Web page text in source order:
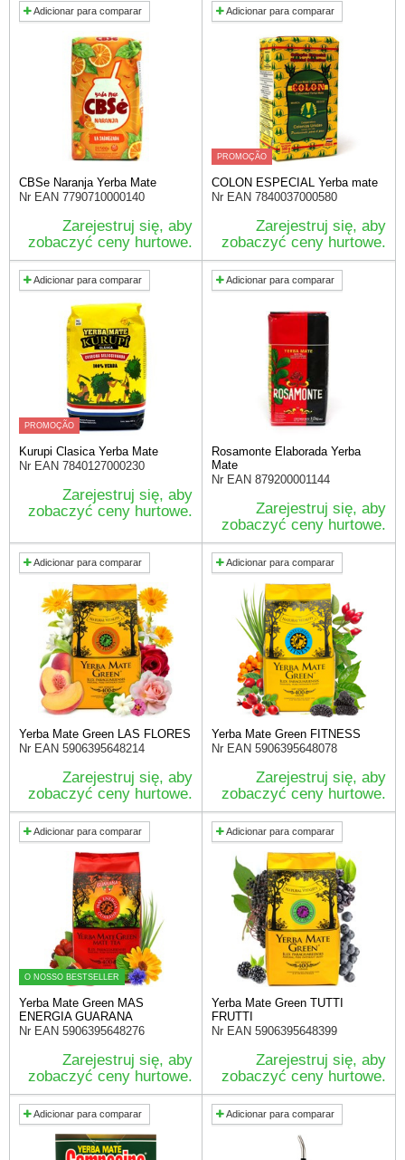
Adicionar para comparar
CBSe Naranja Yerba Mate
Nr EAN 7790710000140
Zarejestruj się, aby
zobaczyć ceny hurtowe.
Adicionar para comparar
PROMOÇÃO
COLON ESPECIAL Yerba mate
Nr EAN 7840037000580
Zarejestruj się, aby
zobaczyć ceny hurtowe.
Adicionar para comparar
PROMOÇÃO
Kurupi Clasica Yerba Mate
Nr EAN 7840127000230
Zarejestruj się, aby
zobaczyć ceny hurtowe.
Adicionar para comparar
Rosamonte Elaborada Yerba
Mate
Nr EAN 879200001144
Zarejestruj się, aby
zobaczyć ceny hurtowe.
Adicionar para comparar
Yerba Mate Green LAS FLORES
Nr EAN 5906395648214
Zarejestruj się, aby
zobaczyć ceny hurtowe.
Adicionar para comparar
Yerba Mate Green FITNESS
Nr EAN 5906395648078
Zarejestruj się, aby
zobaczyć ceny hurtowe.
Adicionar para comparar
O NOSSO BESTSELLER
Yerba Mate Green MAS
ENERGIA GUARANA
Nr EAN 5906395648276
Zarejestruj się, aby
zobaczyć ceny hurtowe.
Adicionar para comparar
Yerba Mate Green TUTTI
FRUTTI
Nr EAN 5906395648399
Zarejestruj się, aby
zobaczyć ceny hurtowe.
Adicionar para comparar Adicionar para comparar